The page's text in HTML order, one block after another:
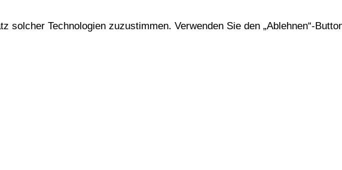
solcher Technologien zuzustimmen. Verwenden Sie den „Ablehnen“-